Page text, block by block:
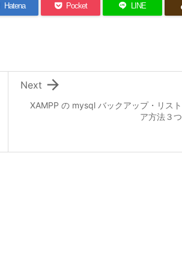
Hatena Pocket LINE
XAMPP の mysql バックアップ・リスト
ア方法３つ

Next